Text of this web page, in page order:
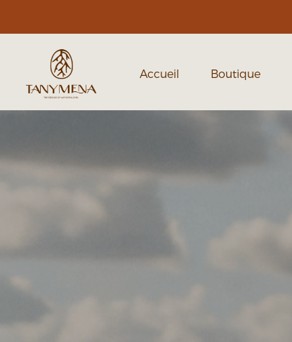
Accueil Boutique